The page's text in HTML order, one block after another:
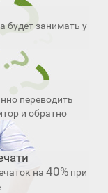
будет занимать у
переводить
и обратно
на 40% при